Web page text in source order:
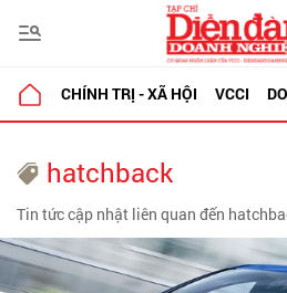
CHÍNH TRỊ - XÃ HỘI VCCI
hatchback
Tin tức cập nhật liên quan đến